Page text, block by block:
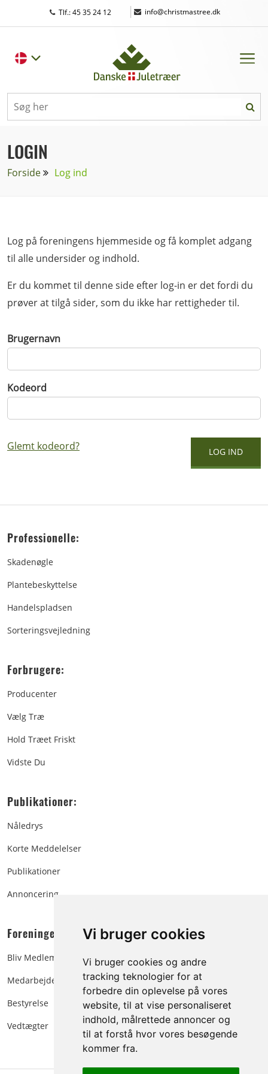
Vi bruger cookies
Vi bruger cookies og andre
tracking teknologier for at
forbedre din oplevelse på vores
website, til at vise personaliseret
indhold, målrettede annoncer og
til at forstå hvor vores besøgende
kommer fra.
Tlf.: 45 35 24 12 | info@christmastree.dk
LOGIN
Forside Log ind
Log på foreningens hjemmeside og få komplet adgang
til alle undersider og indhold.
Er du kommet til denne side efter log-in er det fordi du
prøver at tilgå sider, som du ikke har rettigheder til.
Brugernavn
Kodeord
Glemt kodeord?
Professionelle:
Skadenøgle
Plantebeskyttelse
Handelspladsen
Sorteringsvejledning
Forbrugere:
Producenter
Vælg Træ
Hold Træet Friskt
Vidste Du
Publikationer:
Nåledrys
Korte Meddelelser
Publikationer
Annoncering
Foreningen:
Bliv Medlem
Medarbejdere
Bestyrelse
Vedtægter